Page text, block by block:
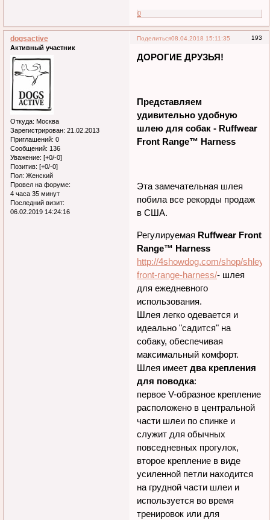
команда DOGS ACTIVE
+7 (917) 567-8-765
г. Москва, ул. Обручева, дом
27, к.8, офис 201А
dogsactive
Активный участник
Откуда:Москва
Зарегистрирован: 21.02.2013
Приглашений:0
Сообщений:136
Уважение: [+0/-0]
ДОРОГИЕ ДРУЗЬЯ!
шлею для собак - Ruffwear
Front Range™ Harness
Эта замечательная шлея
побила все рекорды продаж
в США.
РегулируемаяRuffwear Front
Range™ Harness
http://4showdog.com/shop/
front-range-harness/
- шлея
для ежедневного
использования.
Шлея легко одевается и
идеально "садится" на
собаку, обеспечивая
максимальный комфорт.
Шлея имеетдва крепления
для поводка:
первое V-образное крепление
расположено в центральной
части шлеи по спинке и
служит для обычных
повседневных прогулок,